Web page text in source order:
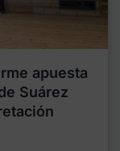
apuesta
Suárez